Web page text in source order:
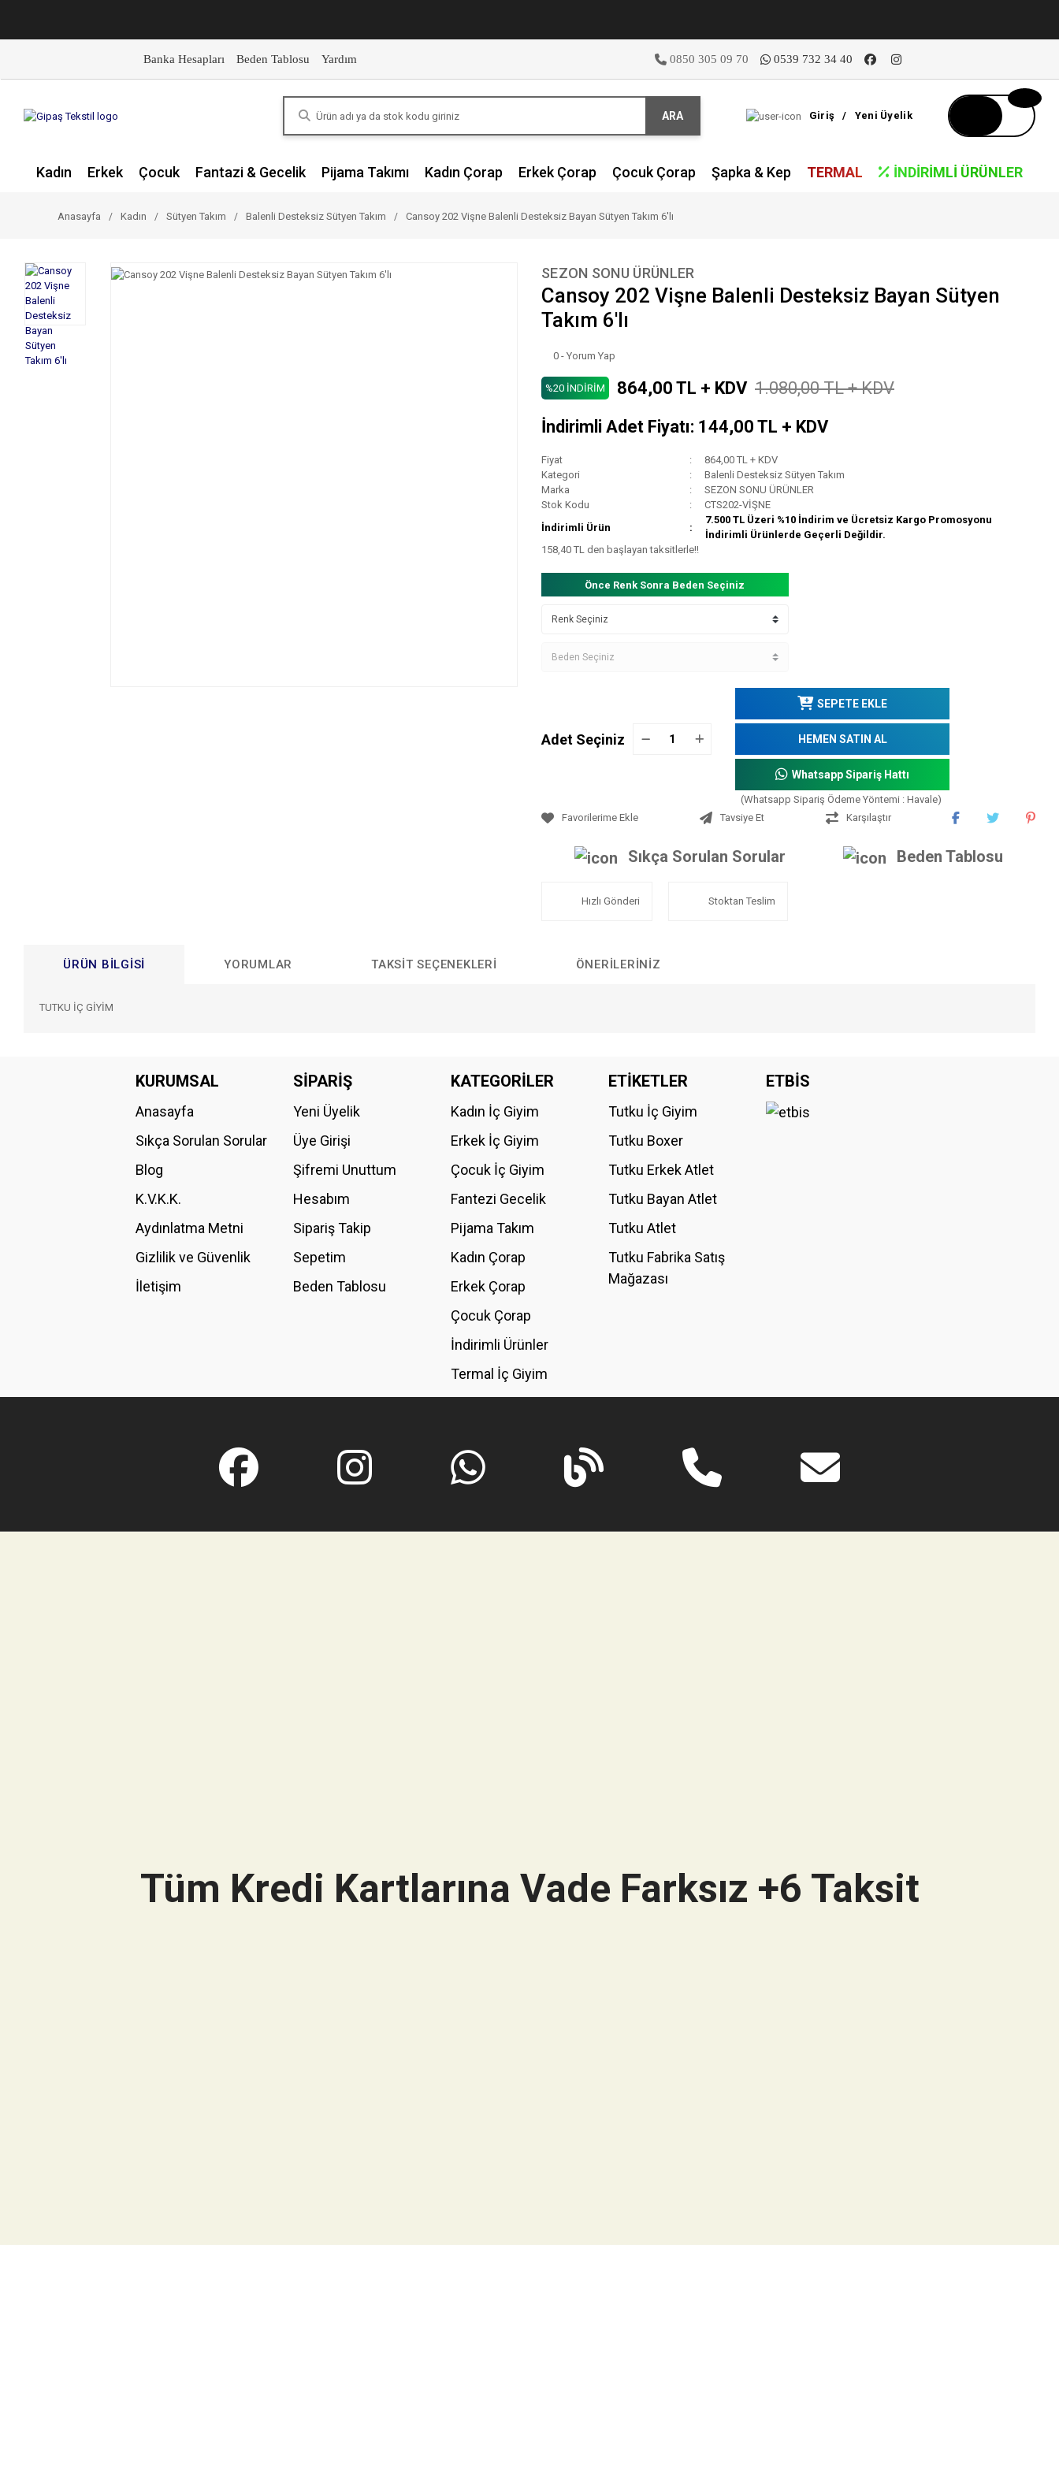
Banka Hesapları Beden Tablosu Yardım 0850 305 09 70 0539 732 34 40
ARA Giriş / Yeni Üyelik
Kadın Erkek Çocuk Fantazi & Gecelik Pijama Takımı Kadın Çorap Erkek Çorap Çocuk Çorap Şapka & Kep TERMAL İNDIRIMLI ÜRÜNLER
Anasayfa Kadın Sütyen Takım Balenli Desteksiz Sütyen Takım Cansoy 202 Vişne Balenli Desteksiz Bayan Sütyen Takım 6'lı
SEZON SONU ÜRÜNLER
Cansoy 202 Vişne Balenli Desteksiz Bayan Sütyen
Takım 6'lı
0 - Yorum Yap
%20 İNDİRİM 864,00 TL + KDV 1.080,00 TL + KDV
İndirimli Adet Fiyatı: 144,00 TL + KDV
Fiyat
864,00 TL + KDV
Kategori
Balenli Desteksiz Sütyen Takım
Marka
SEZON SONU ÜRÜNLER
Stok Kodu
CTS202-VİŞNE
İndirimli Ürün
7.500 TL Üzeri %10 İndirim ve Ücretsiz Kargo Promosyonu
İndirimli Ürünlerde Geçerli Değildir.
158,40 TL den başlayan taksitlerle!!
Önce Renk Sonra Beden Seçiniz
Adet Seçiniz
SEPETE EKLE
HEMEN SATIN AL
Whatsapp Sipariş Hattı
(Whatsapp Sipariş Ödeme Yöntemi : Havale)
Tavsiye Et
Karşılaştır
Sıkça Sorulan Sorular Beden Tablosu
Hızlı Gönderi Stoktan Teslim
ÜRÜN BILGISI YORUMLAR TAKSIT SEÇENEKLERI ÖNERILERINIZ
TUTKU İÇ GİYİM
Bu ürüne ilk yorumu siz yapın!
Ürün resmi kalitesiz, bozuk veya görüntülenemiyor.
Ürün fiyatı diğer sitelerden daha pahalı.
Bu ürüne benzer farklı alternatifler olmalı.
KURUMSAL
Anasayfa
Sıkça Sorulan Sorular
Blog
K.V.K.K.
Aydınlatma Metni
Gizlilik ve Güvenlik
İletişim
SİPARİŞ
Yeni Üyelik
Üye Girişi
Şifremi Unuttum
Hesabım
Sipariş Takip
Sepetim
Beden Tablosu
KATEGORİLER
Kadın İç Giyim
Erkek İç Giyim
Çocuk İç Giyim
Fantezi Gecelik
Pijama Takım
Kadın Çorap
Erkek Çorap
Çocuk Çorap
İndirimli Ürünler
Termal İç Giyim
ETİKETLER
Tutku İç Giyim
Tutku Boxer
Tutku Erkek Atlet
Tutku Bayan Atlet
Tutku Atlet
Tutku Fabrika Satış
Mağazası
ETBİS
Tüm Kredi Kartlarına Vade Farksız +6 Taksit